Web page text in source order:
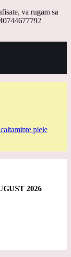
va rugam sa
piele
2026